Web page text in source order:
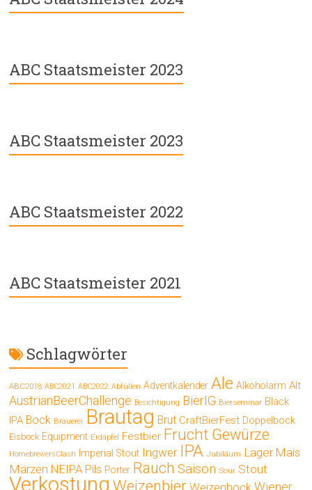
ABC Staatsmeister 2023
ABC Staatsmeister 2023
ABC Staatsmeister 2022
ABC Staatsmeister 2021
Schlagwörter
ABC2018 ABC2021 ABC2022 Abfüllen Adventkalender Ale Alkoholarm Alt
AustrianBeerChallenge Besichtigung BierIG Bierseminar Black
IPA Bock Brauerei Brautag Brut CraftBierFest Doppelbock
Eisbock Equipment Erdäpfel Festbier Frucht Gewürze
HomebrewersClash Imperial Stout Ingwer IPA Jubiläum Lager Mais
Märzen NEIPA Pils Porter Rauch Saison Sour Stout
Verkostung Weizenbier Wiener